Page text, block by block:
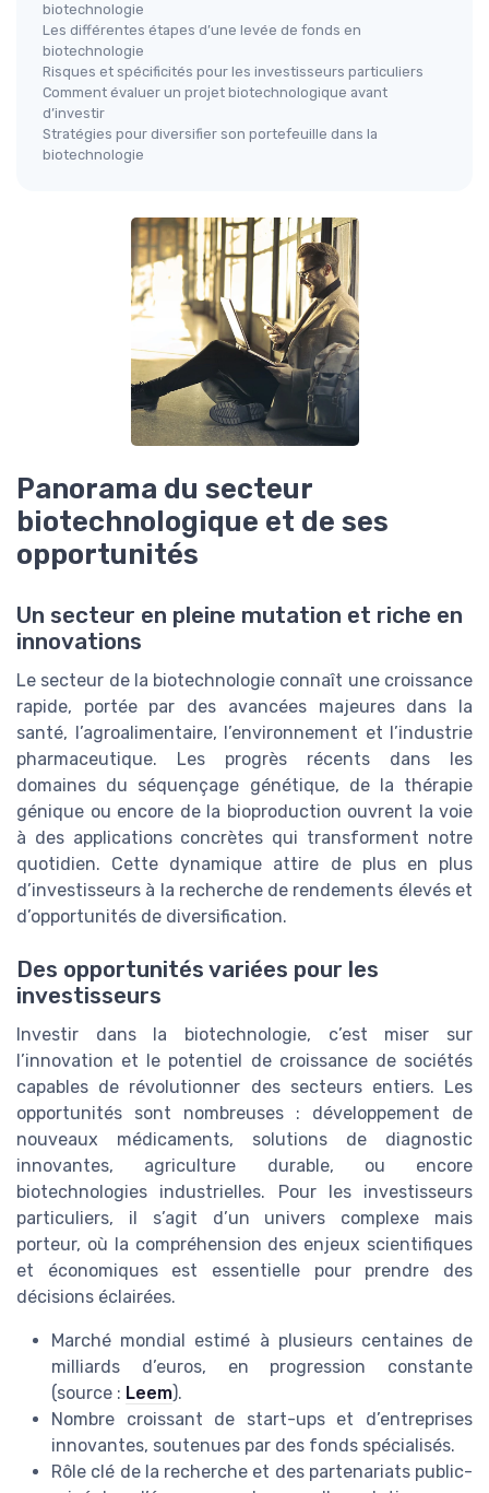
biotechnologie
Les différentes étapes d’une levée de fonds en
biotechnologie
Risques et spécificités pour les investisseurs particuliers
Comment évaluer un projet biotechnologique avant
d’investir
Stratégies pour diversifier son portefeuille dans la
biotechnologie
Panorama du secteur
biotechnologique et de ses
opportunités
Un secteur en pleine mutation et riche en
innovations
Le secteur de la biotechnologie connaît une croissance
rapide, portée par des avancées majeures dans la
santé, l’agroalimentaire, l’environnement et l’industrie
pharmaceutique. Les progrès récents dans les
domaines du séquençage génétique, de la thérapie
génique ou encore de la bioproduction ouvrent la voie
à des applications concrètes qui transforment notre
quotidien. Cette dynamique attire de plus en plus
d’investisseurs à la recherche de rendements élevés et
d’opportunités de diversification.
Des opportunités variées pour les
investisseurs
Investir dans la biotechnologie, c’est miser sur
l’innovation et le potentiel de croissance de sociétés
capables de révolutionner des secteurs entiers. Les
opportunités sont nombreuses : développement de
nouveaux médicaments, solutions de diagnostic
innovantes, agriculture durable, ou encore
biotechnologies industrielles. Pour les investisseurs
particuliers, il s’agit d’un univers complexe mais
porteur, où la compréhension des enjeux scientifiques
et économiques est essentielle pour prendre des
décisions éclairées.
Marché mondial estimé à plusieurs centaines de
milliards d’euros, en progression constante
(source : Leem).
Nombre croissant de start-ups et d’entreprises
innovantes, soutenues par des fonds spécialisés.
Rôle clé de la recherche et des partenariats public-